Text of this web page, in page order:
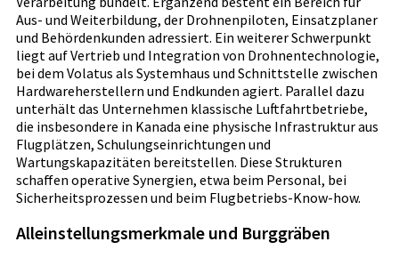
Aus- und Weiterbildung, der Drohnenpiloten, Einsatzplaner
und Behördenkunden adressiert. Ein weiterer Schwerpunkt
liegt auf Vertrieb und Integration von Drohnentechnologie,
bei dem Volatus als Systemhaus und Schnittstelle zwischen
Hardwareherstellern und Endkunden agiert. Parallel dazu
unterhält das Unternehmen klassische Luftfahrtbetriebe,
die insbesondere in Kanada eine physische Infrastruktur aus
Flugplätzen, Schulungseinrichtungen und
Wartungskapazitäten bereitstellen. Diese Strukturen
schaffen operative Synergien, etwa beim Personal, bei
Sicherheitsprozessen und beim Flugbetriebs-Know-how.
Alleinstellungsmerkmale und Burggräben